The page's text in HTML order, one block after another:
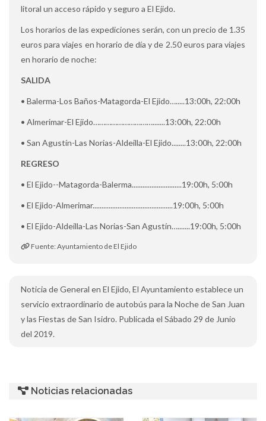
litoral un acceso rápido y seguro a El Ejido.
Los horarios de las expediciones serán, con un precio de 1.35
euros para viajes en horario de día y de 2.50 euros para viajes
en horario de noche:
SALIDA
• Balerma-Los Baños-Matagorda-El Ejido….....13:00h, 22:00h
• Almerimar-El Ejido………………………….......13:00h, 22:00h
• San Agustín-Las Norias-Aldeilla-El Ejido........13:00h, 22:00h
REGRESO
• El Ejido--Matagorda-Balerma............................19:00h, 5:00h
• El Ejido-Almerimar.............................................19:00h, 5:00h
• El Ejido-Aldeilla-Las Norias-San Agustín….......19:00h, 5:00h
Fuente: Ayuntamiento de El Ejido
Noticia de General en El Ejido, El Ayuntamiento establece un
servicio extraordinario de autobús para la Noche de San Juan
y las Fiestas de San Isidro. Publicada el Sábado 29 de Junio
del 2019.
Noticias relacionadas